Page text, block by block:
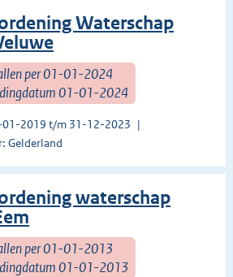
Waterschap
per 01-01-2024
01-01-2024
01-2019 t/m 31-12-2023
Gelderland
waterschap
per 01-01-2013
01-01-2013